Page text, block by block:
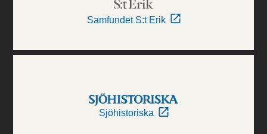
Samfundet S:t Erik
Sjöhistoriska